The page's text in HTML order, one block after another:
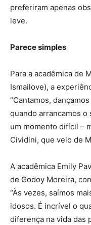
preferiram apenas
leve.
Parece simples
Para a acadêmica de
Ismailove), a
“Cantamos,
quando arrancamos
um momento difícil –
Cividini, que veio de
A acadêmica Emily
de Godoy Moreira,
“Às vezes, saímos
idosos. É incrível o
diferença na vida das